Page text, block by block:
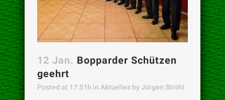
12 Jan. Bopparder Schützen
geehrt
Posted at 17:51h in Aktuelles by Jürgen Ströhl